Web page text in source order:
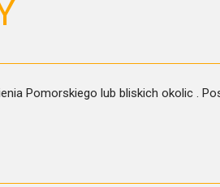
Pomorskiego lub bliskich okolic .